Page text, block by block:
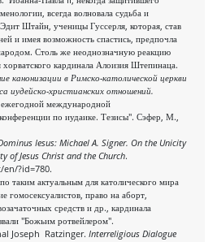
всегда волновала судьба и
Штайн, ученицы Гуссерля, которая, став
и имея возможность спастись, предпочла
Столь же неоднозначную реакцию
хорватского кардинала Алоизия Штепинаца.
канонизации в Римско-католической церкви
иудейско-христианских отношений.
международной
по иудаике. Тезисы". Сэфер, М.,
Iesus: Michael A. Signer. On the Unicity
of Jesus Christ and the Church.
?id=780.
таким актуальным для католического мира
гомосексуалистов, право на аборт,
средств и др., кардинала
"Божьим ротвейлером".
Joseph Ratzinger. Interreligious Dialogue